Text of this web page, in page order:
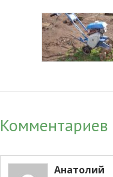
Комментариев
Анатолий